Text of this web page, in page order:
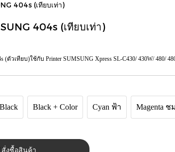
404s (เทียบเท่า)
404s (เทียบเท่า)
(ตัวเทียบ)ใช้กับ Printer SUMSUNG Xpress SL-C430/ 430W/ 480/
Black Black + Color Cyan ฟ้า Magenta ช
สั่งซื้อสินค้า